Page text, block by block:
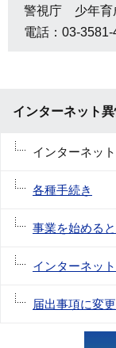
警視庁 少年
電話：03-3581-
インターネット
インターネッ
各種手続き
事業を始める
インターネッ
届出事項に変